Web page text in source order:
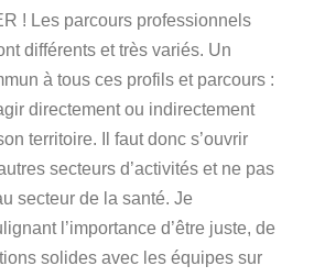
! Les parcours professionnels
différents et très variés. Un
à tous ces profils et parcours :
directement ou indirectement
territoire. Il faut donc s’ouvrir
secteurs d’activités et ne pas
secteur de la santé. Je
l’importance d’être juste, de
solides avec les équipes sur